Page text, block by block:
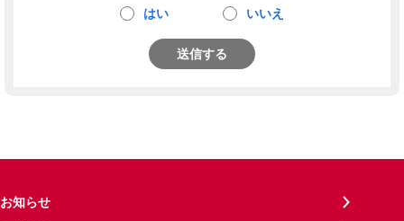
はい いいえ
送信する
お知らせ